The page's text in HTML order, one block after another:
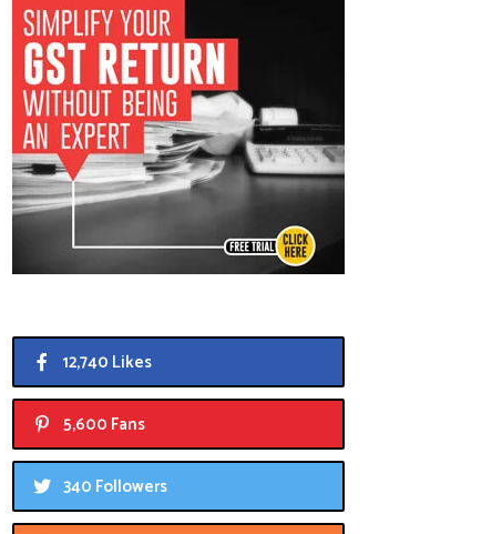
12,740 Likes
5,600 Fans
340 Followers